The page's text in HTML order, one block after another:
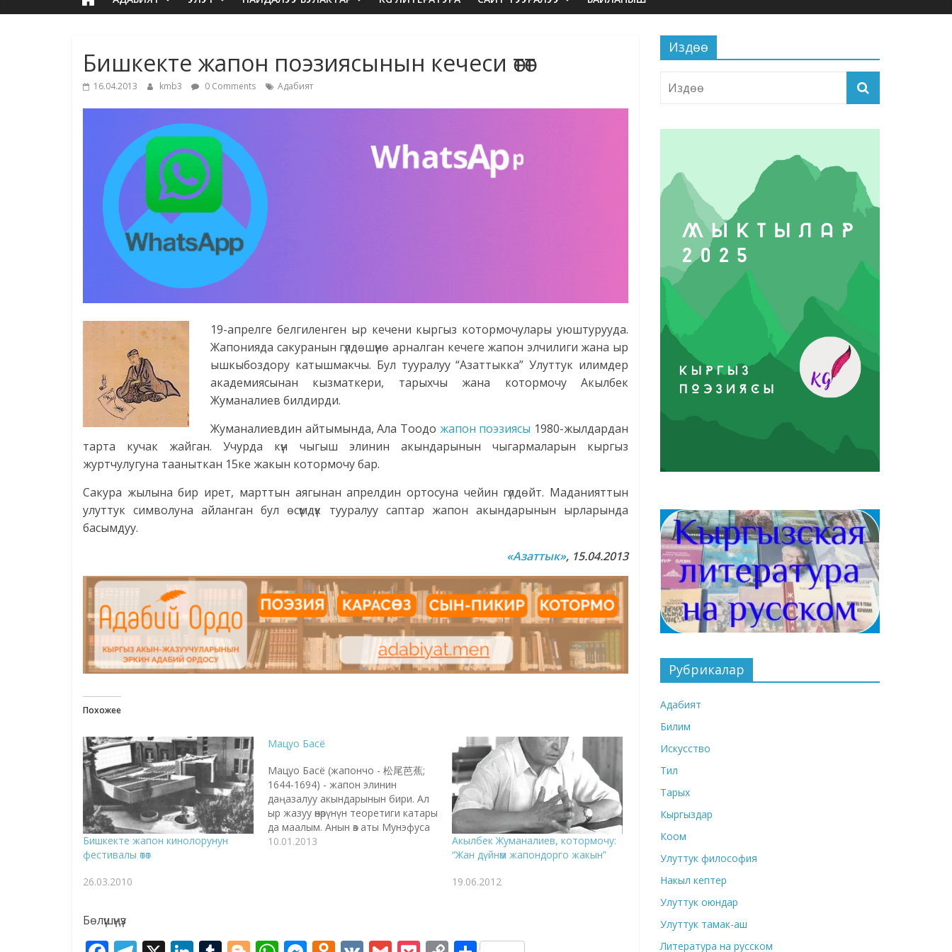
Бишкекте жапон поэзиясынын кечеси өтөт
16.04.2013 kmb3 0 Comments Адабият
19-апрелге белгиленген ыр кечени кыргыз котормочулары уюштурууда.
Жапонияда сакуранын гүлдөшүнө арналган кечеге жапон элчилиги жана ыр
ышкыбоздору катышмакчы. Бул тууралуу “Азаттыкка” Улуттук илимдер
академиясынан кызматкери, тарыхчы жана котормочу Акылбек
Жуманалиев билдирди.
Жуманалиевдин айтымында, Ала Тоодо жапон поэзиясы 1980-жылдардан
тарта кучак жайган. Учурда күн чыгыш элинин акындарынын чыгармаларын кыргыз
журтчулугуна тааныткан 15ке жакын котормочу бар.
Сакура жылына бир ирет, марттын аягынан апрелдин ортосуна чейин гүлдөйт. Маданияттын
улуттук символуна айланган бул өсүмдүк тууралуу саптар жапон акындарынын ырларында
басымдуу.
«Азаттык», 15.04.2013
Похожее
Бишкекте жапон кинолорунун
фестивалы өтөт
26.03.2010
Мацуо Басё
Мацуо Басё (жапончо - 松尾芭蕉;
1644-1694) - жапон элинин
даңазалуу акындарынын бири. Ал
ыр жазуу өнөрүнүн теоретиги катары
да маалым. Анын өз аты Мунэфуса
болгон. Жапон элинин улуу акыны
10.01.2013
Акылбек Жуманалиев, котормочу:
“Жан дүйнөм жапондорго жакын”
19.06.2012
Бөлүшүңүз
Издөө
Рубрикалар
Адабият
Билим
Искусство
Тил
Тарых
Кыргыздар
Коом
Улуттук философия
Накыл кептер
Улуттук оюндар
Улуттук тамак-аш
Литература на русском